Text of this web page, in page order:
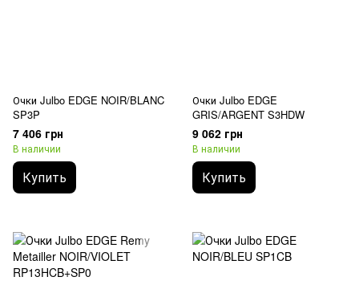
Очки Julbo EDGE NOIR/BLANC
SP3P
7 406 грн
В наличии
Купить
Очки Julbo EDGE
GRIS/ARGENT S3HDW
9 062 грн
В наличии
Купить